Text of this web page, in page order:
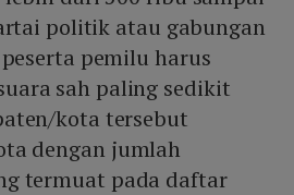
politik atau gabungan
pemilu harus
sah paling sedikit
kota tersebut
dengan jumlah
termuat pada daftar